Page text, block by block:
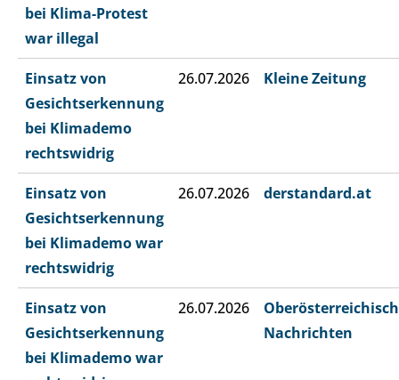
bei Klima-Protest
war illegal
Einsatz von
Gesichtserkennung
bei Klimademo
rechtswidrig
26.07.2026 Kleine Zeitung
Einsatz von
Gesichtserkennung
bei Klimademo war
rechtswidrig
26.07.2026 derstandard.at
Einsatz von
Gesichtserkennung
bei Klimademo war
26.07.2026
Nachrichten